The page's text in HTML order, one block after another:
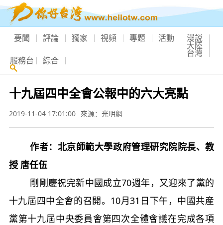
要聞 評論 獨家 視頻 專題 活動 漫説
大陸
台灣
服務台 綜合
十九屆四中全會公報中的六大亮點
2019-11-04 17:01:00 來源：光明網
作者：北京師範大學政府管理研究院院長、教
授 唐任伍
剛剛慶祝完新中國成立70週年，又迎來了黨的
十九屆四中全會的召開。10月31日下午，中國共産
黨第十九屆中央委員會第四次全體會議在完成各項